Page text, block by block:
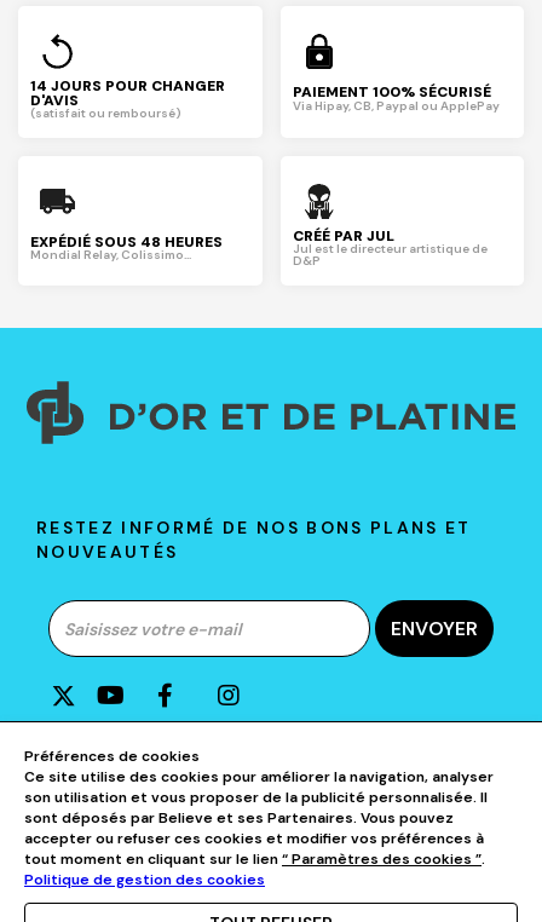
14 JOURS POUR CHANGER
D'AVIS
(satisfait ou remboursé)
PAIEMENT 100% SÉCURISÉ
Via Hipay, CB, Paypal ou ApplePay
EXPÉDIÉ SOUS 48 HEURES
Mondial Relay, Colissimo...
CRÉÉ PAR JUL
Jul est le directeur artistique de
D&P
RESTEZ INFORMÉ DE NOS BONS PLANS ET
NOUVEAUTÉS
ENVOYER
A PROPOS DE D&P
AIDE & CONTACTS
NOS CATÉGORIES
Préférences de cookies
Ce site utilise des cookies pour améliorer la navigation, analyser
son utilisation et vous proposer de la publicité personnalisée. Il
sont déposés par Believe et ses Partenaires. Vous pouvez
accepter ou refuser ces cookies et modifier vos préférences à
tout moment en cliquant sur le lien“ Paramètres des cookies ”.
Politique de gestion des cookies